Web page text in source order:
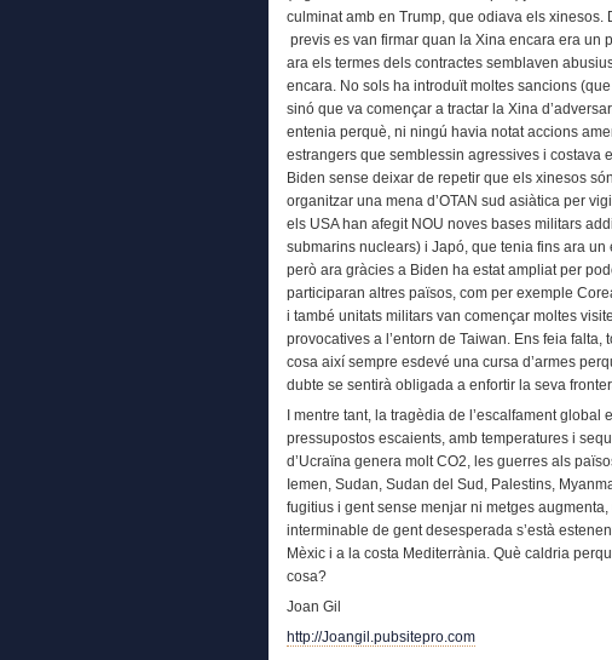
culminat amb en Trump, que odiava els xinesos.
previs es van firmar quan la Xina encara era un
ara els termes dels contractes semblaven
encara. No sols ha introduït moltes sancions
sinó que va començar a tractar la Xina
entenia perquè, ni ningú havia notat accions
estrangers que semblessin agressives i costava
Biden sense deixar de repetir que els xinesos
organitzar una mena d’OTAN sud asiàtica per
els USA han afegit NOU noves bases militars
submarins nuclears) i Japó, que tenia fins ara
però ara gràcies a Biden ha estat ampliat per
participaran altres països, com per exemple
i també unitats militars van començar moltes
provocatives a l’entorn de Taiwan. Ens feia
cosa així sempre esdevé una cursa d’armes
dubte se sentirà obligada a enfortir la seva
I mentre tant, la tragèdia de l’escalfament global
pressupostos escaients, amb temperatures i
d’Ucraïna genera molt CO2, les guerres als
Iemen, Sudan, Sudan del Sud, Palestins,
fugitius i gent sense menjar ni metges
interminable de gent desesperada s’està
Mèxic i a la costa Mediterrània. Què caldria
cosa?
Joan Gil
http://Joangil.pubsitepro.com